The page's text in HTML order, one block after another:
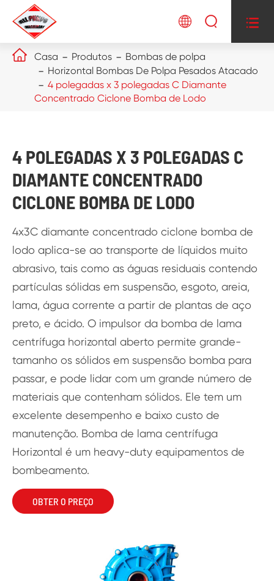
  
 Casa Produtos
Bombas de polpa
Horizontal Bombas De Polpa Pesados Atacado
4 polegadas x 3 polegadas C Diamante
Concentrado Ciclone Bomba de Lodo
4 POLEGADAS X 3 POLEGADAS C
DIAMANTE CONCENTRADO
CICLONE BOMBA DE LODO
4x3C diamante concentrado ciclone bomba de
lodo aplica-se ao transporte de líquidos muito
abrasivo, tais como as águas residuais contendo
partículas sólidas em suspensão, esgoto, areia,
lama, água corrente a partir de plantas de aço
preto, e ácido. O impulsor da bomba de lama
centrífuga horizontal aberto permite grande-
tamanho os sólidos em suspensão bomba para
passar, e pode lidar com um grande número de
materiais que contenham sólidos. Ele tem um
excelente desempenho e baixo custo de
manutenção. Bomba de lama centrífuga
Horizontal é um heavy-duty equipamentos de
bombeamento.
OBTER O PREÇO